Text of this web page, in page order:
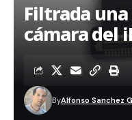
Filtrada
cámara del
ByAlfonso Sanchez